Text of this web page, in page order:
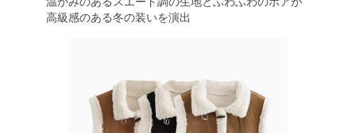
高級感のある冬の装いを演出